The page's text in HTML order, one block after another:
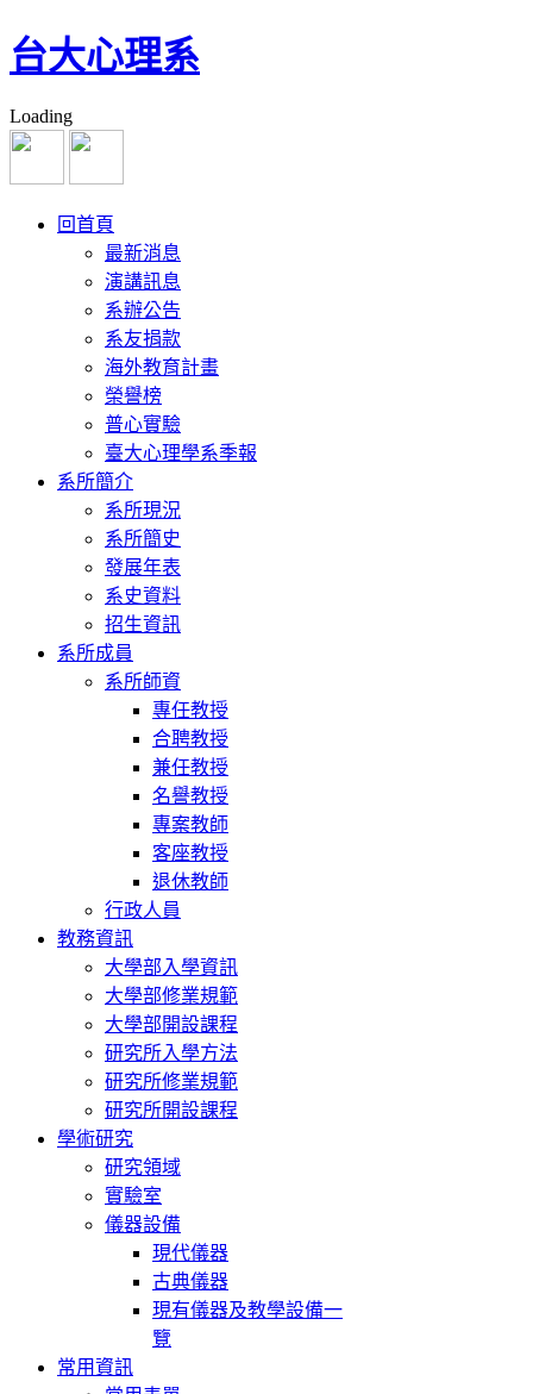
台大心理系
Loading
回首頁
最新消息
演講訊息
系辦公告
系友捐款
海外教育計畫
榮譽榜
普心實驗
臺大心理學系季報
系所簡介
系所現況
系所簡史
發展年表
系史資料
招生資訊
系所成員
系所師資
專任教授
合聘教授
兼任教授
名譽教授
專案教師
客座教授
退休教師
行政人員
教務資訊
大學部入學資訊
大學部修業規範
大學部開設課程
研究所入學方法
研究所修業規範
研究所開設課程
學術研究
研究領域
實驗室
儀器設備
現代儀器
古典儀器
現有儀器及教學設備一
覽
常用資訊